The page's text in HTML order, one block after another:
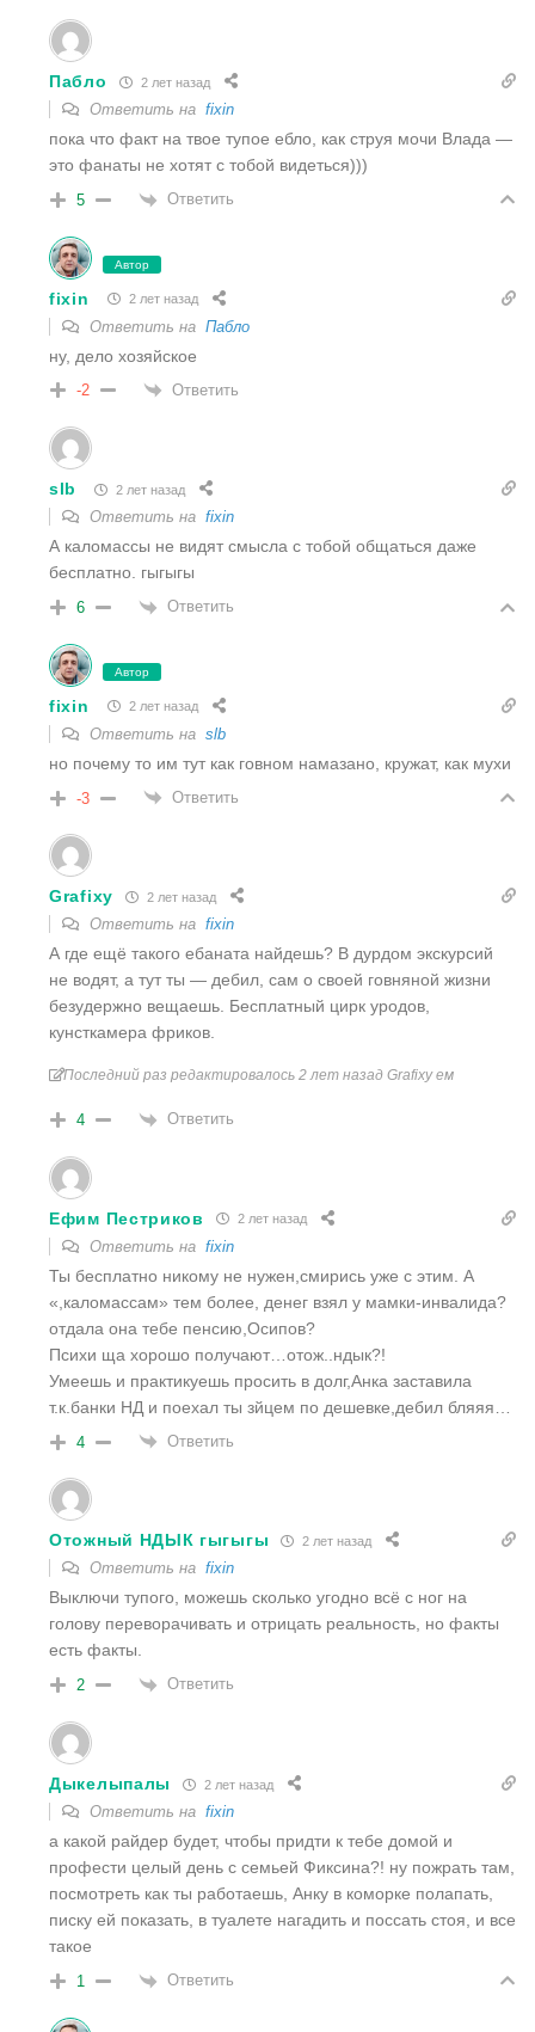
Пабло 2 лет назад
Ответить на fixin
пока что факт на твое тупое ебло, как струя мочи Влада —
это фанаты не хотят с тобой видеться)))
5 Ответить
Автор
fixin 2 лет назад
Ответить на Пабло
ну, дело хозяйское
-2 Ответить
slb 2 лет назад
Ответить на fixin
А каломассы не видят смысла с тобой общаться даже
бесплатно. гыгыгы
6 Ответить
Автор
fixin 2 лет назад
Ответить на slb
но почему то им тут как говном намазано, кружат, как мухи
-3 Ответить
Grafixy 2 лет назад
Ответить на fixin
А где ещё такого ебаната найдешь? В дурдом экскурсий
не водят, а тут ты — дебил, сам о своей говняной жизни
безудержно вещаешь. Бесплатный цирк уродов,
кунсткамера фриков.
Последний раз редактировалось 2 лет назад Grafixy ем
4 Ответить
Ефим Пестриков 2 лет назад
Ответить на fixin
Ты бесплатно никому не нужен,смирись уже с этим. А
«,каломассам» тем более, денег взял у мамки-инвалида?
отдала она тебе пенсию,Осипов?
Психи ща хорошо получают…отож..ндык?!
Умеешь и практикуешь просить в долг,Анка заставила
т.к.банки НД и поехал ты зйцем по дешевке,дебил бляяя…
4 Ответить
Отожный НДЫК гыгыгы 2 лет назад
Ответить на fixin
Выключи тупого, можешь сколько угодно всё с ног на
голову переворачивать и отрицать реальность, но факты
есть факты.
2 Ответить
Дыкелыпалы 2 лет назад
Ответить на fixin
а какой райдер будет, чтобы придти к тебе домой и
профести целый день с семьей Фиксина?! ну пожрать там,
посмотреть как ты работаешь, Анку в коморке полапать,
писку ей показать, в туалете нагадить и поссать стоя, и все
такое
1 Ответить